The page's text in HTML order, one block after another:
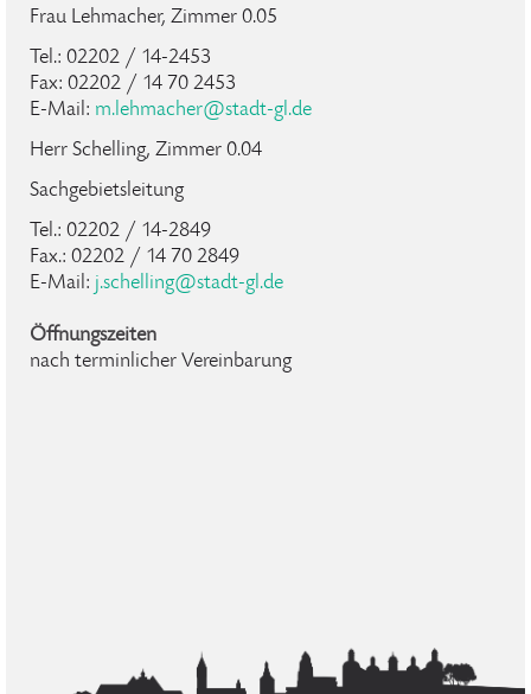
Frau Lehmacher, Zimmer 0.05
Tel.: 02202 / 14-2453
Fax: 02202 / 14 70 2453
E-Mail: m.lehmacher@stadt-gl.de
Herr Schelling, Zimmer 0.04
Sachgebietsleitung
Tel.: 02202 / 14-2849
Fax.: 02202 / 14 70 2849
E-Mail: j.schelling@stadt-gl.de
Öffnungszeiten
nach terminlicher Vereinbarung